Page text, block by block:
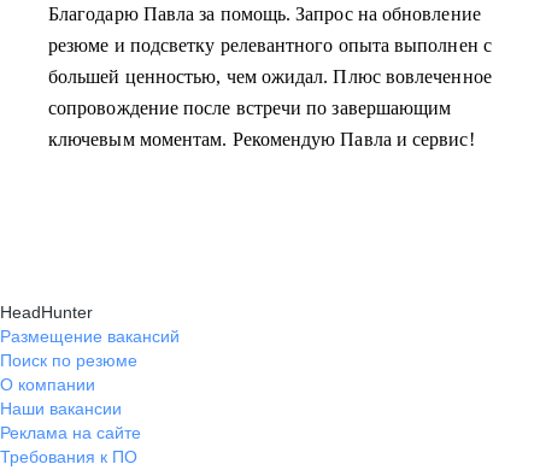
Благодарю Павла за помощь. Запрос на обновление
резюме и подсветку релевантного опыта выполнен с
большей ценностью, чем ожидал. Плюс вовлеченное
сопровождение после встречи по завершающим
ключевым моментам. Рекомендую Павла и сервис!
HeadHunter
Размещение вакансий
Поиск по резюме
О компании
Наши вакансии
Реклама на сайте
Требования к ПО